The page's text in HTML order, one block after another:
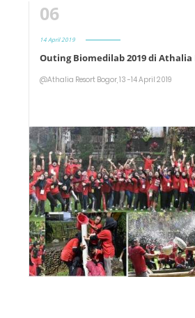
06
14 April 2019
Outing Biomedilab 2019 di Athalia
@Athalia Resort Bogor, 13 -14 April 2019